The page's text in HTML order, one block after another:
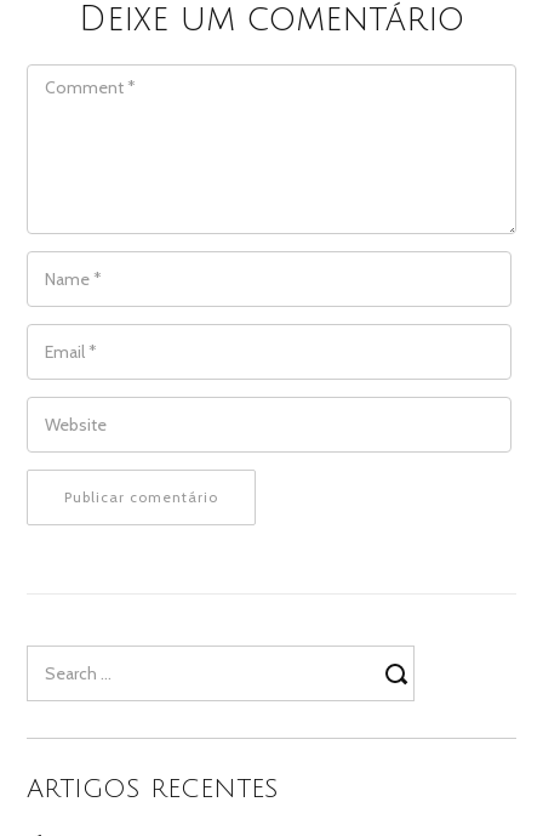
Deixe um comentário
for:
ARTIGOS RECENTES